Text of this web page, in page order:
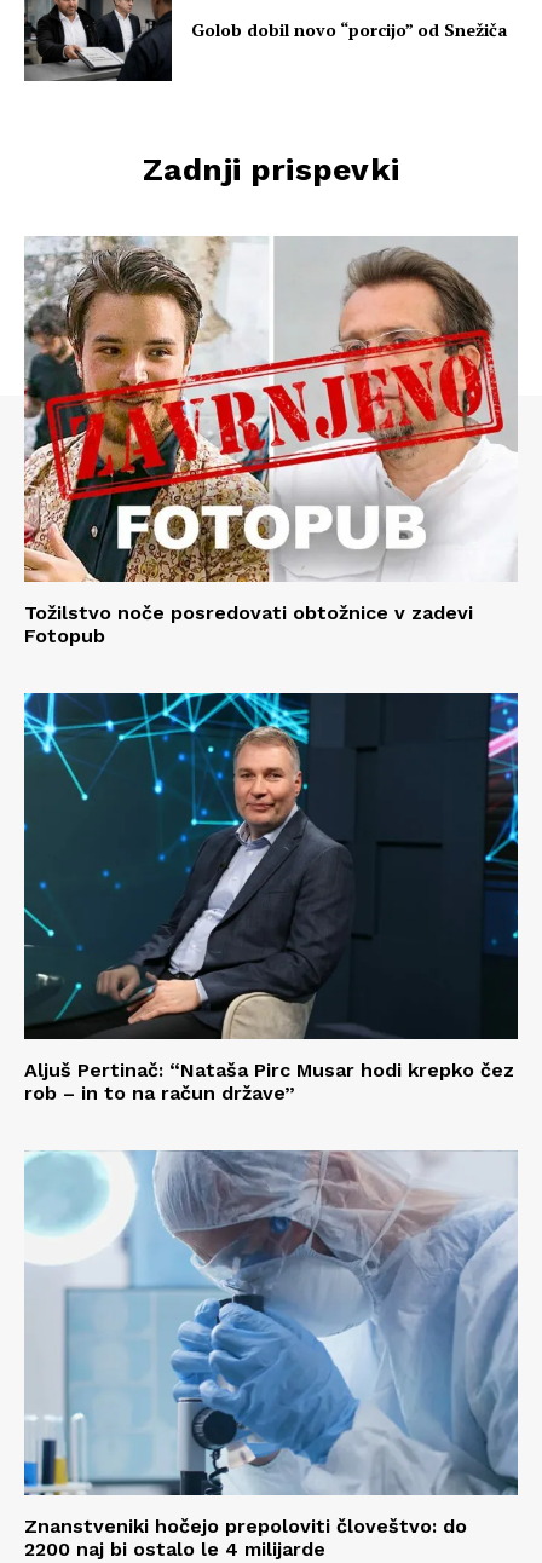
Golob dobil novo “porcijo” od Snežiča
Zadnji prispevki
Tožilstvo noče posredovati obtožnice v zadevi
Fotopub
Aljuš Pertinač: “Nataša Pirc Musar hodi krepko čez
rob – in to na račun države”
Znanstveniki hočejo prepoloviti človeštvo: do
2200 naj bi ostalo le 4 milijarde